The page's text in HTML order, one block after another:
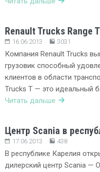
Renault Trucks Range T
16.06.2013 3031
Компания Renault Trucks
грузовик способный
клиентов в области
Trucks T — это идеальный
Читать дальше
Центр Scania в
17.06.2013 438
В республике Карелия
дилерский центр Scania —